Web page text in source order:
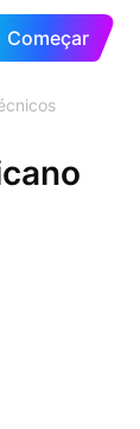
Começar